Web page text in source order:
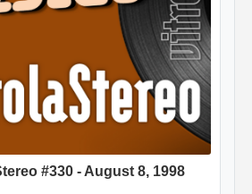
#330 - August 8, 1998